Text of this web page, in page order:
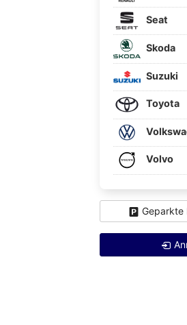
Seat
Skoda
Suzuki
Toyota
Volvo
Geparkte